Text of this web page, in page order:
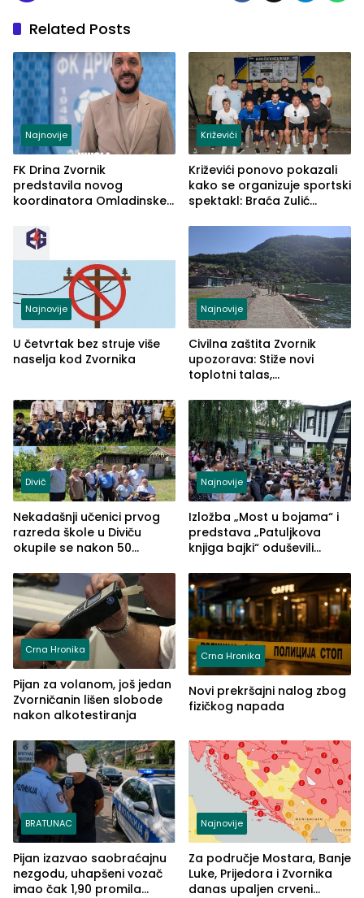
Related Posts
Najnovije
FK Drina Zvornik
predstavila novog
koordinatora Omladinske
Križevići
Križevići ponovo pokazali
kako se organizuje sportski
spektakl: Braća Zulić
Najnovije
U četvrtak bez struje više
naselja kod Zvornika
Najnovije
Civilna zaštita Zvornik
upozorava: Stiže novi
toplotni talas,
Divič
Nekadašnji učenici prvog
razreda škole u Diviču
okupile se nakon 50
Pašić im održao čas
(FOTO)
Najnovije
Izložba „Most u bojama“ i
predstava „Patuljkova
knjiga bajki“ oduševili
Crna Hronika
Pijan za volanom, još jedan
Zvorničanin lišen slobode
nakon alkotestiranja
Crna Hronika
Novi prekršajni nalog zbog
fizičkog napada
BRATUNAC
Pijan izazvao saobraćajnu
nezgodu, uhapšeni vozač
imao čak 1,90 promila
Najnovije
Za područje Mostara, Banje
Luke, Prijedora i Zvornika
danas upaljen crveni